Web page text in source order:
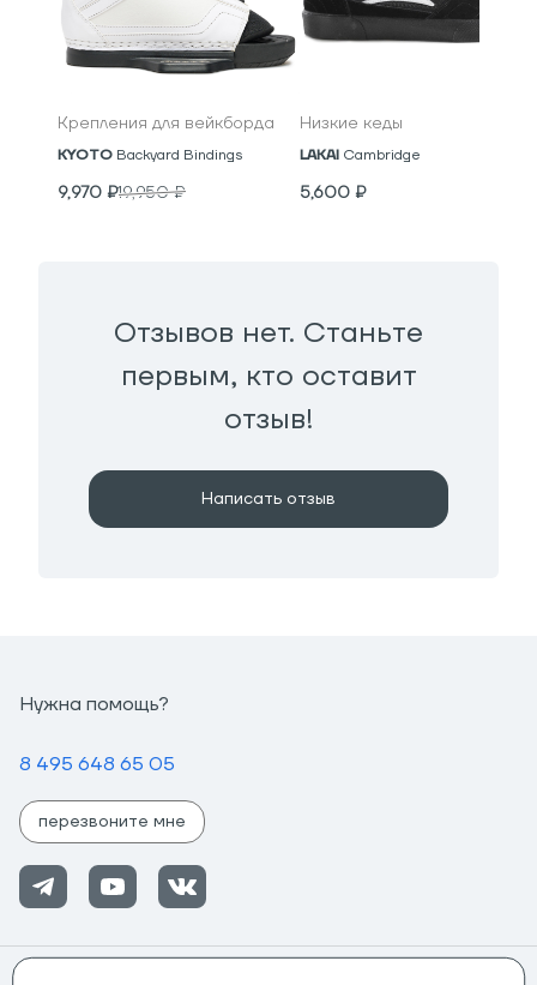
Крепления для вейкборда
KYOTO Backyard Bindings
9,970 ₽19,950₽
Низкие кеды
LAKAI Cambridge
5,600 ₽
Отзывов нет. Станьте
первым, кто оставит
отзыв!
Написать отзыв
Нужна помощь?
8 495 648 65 05
перезвоните мне